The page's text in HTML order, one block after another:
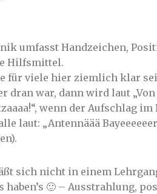
umfasst Handzeichen,
Hilfsmittel.
für viele hier ziemlich klar
dran war, dann wird laut
wenn der Aufschlag
laut: „Antennäää
sich nicht in einem
haben’s 🙂 – Ausstrahlung,